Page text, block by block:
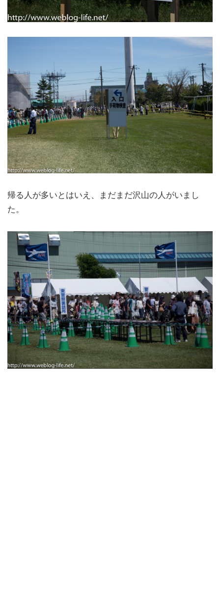
帰る人が多いとはいえ、まだまだ沢山の人がいまし
た。